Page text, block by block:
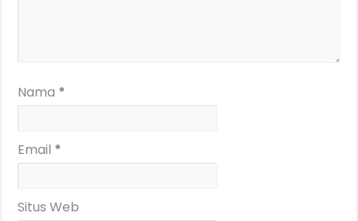
Nama *
Email *
Situs Web